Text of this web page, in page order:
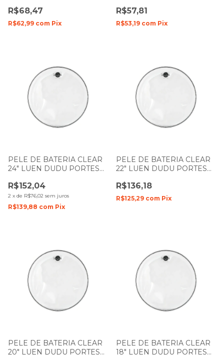
DUPLO
R$68,47
R$62,99 com Pix
DUPLO
R$57,81
R$53,19 com Pix
PELE DE BATERIA CLEAR
24" LUEN DUDU PORTES
R$152,04
2 x de R$76,02 sem juros
R$139,88 com Pix
PELE DE BATERIA CLEAR
22" LUEN DUDU PORTES
R$136,18
R$125,29 com Pix
PELE DE BATERIA CLEAR
20" LUEN DUDU PORTES
PELE DE BATERIA CLEAR
18" LUEN DUDU PORTES